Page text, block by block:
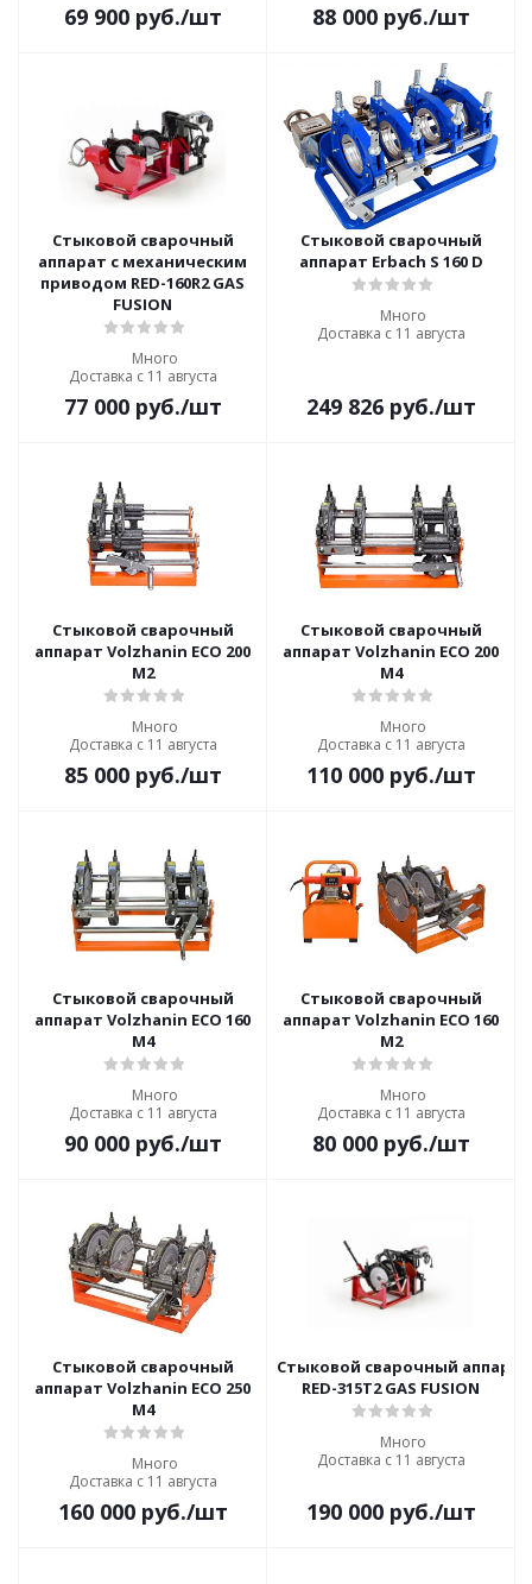
69 900руб./шт 88 000руб./шт
Стыковой сварочный
аппарат с механическим
приводом RED-160R2 GAS
FUSION
Много
Доставка с 11 августа
77 000руб./шт
Стыковой сварочный
аппарат Erbach S 160 D
Много
Доставка с 11 августа
249 826руб./шт
Стыковой сварочный
аппарат Volzhanin ECO 200
M2
Много
Доставка с 11 августа
85 000руб./шт
Стыковой сварочный
аппарат Volzhanin ECO 200
M4
Много
Доставка с 11 августа
110 000руб./шт
Стыковой сварочный
аппарат Volzhanin ECO 160
M4
Много
Доставка с 11 августа
90 000руб./шт
Стыковой сварочный
аппарат Volzhanin ECO 160
M2
Много
Доставка с 11 августа
80 000руб./шт
Стыковой сварочный
аппарат Volzhanin ECO 250
M4
Много
Доставка с 11 августа
160 000руб./шт
Стыковой сварочный
RED-315T2 GAS FUSION
Много
Доставка с 11 августа
190 000руб./шт